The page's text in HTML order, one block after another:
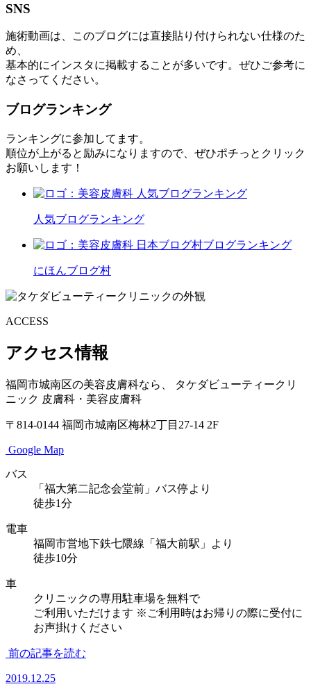
SNS
施術動画は、このブログには直接貼り付けられない仕様のた
め、
基本的にインスタに掲載することが多いです。ぜひご参考に
なさってください。
ブログランキング
ランキングに参加してます。
順位が上がると励みになりますので、ぜひポチっとクリック
お願いします！
人気ブログランキング
にほんブログ村
ACCESS
アクセス情報
福岡市城南区の美容皮膚科なら、
タケダビューティークリ
ニック 皮膚科・美容皮膚科
〒814-0144 福岡市城南区梅林2丁目27-14 2F
Google Map
バス
「福大第二記念会堂前」バス停より
徒歩1分
電車
福岡市営地下鉄七隈線「福大前駅」より
徒歩10分
車
クリニックの専用駐車場を無料で
ご利用いただけます ※ご利用時はお帰りの際に受付に
お声掛けください
前の記事を読む
2019.12.25